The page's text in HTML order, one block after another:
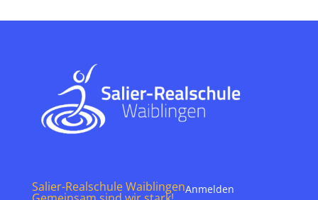
Salier-Realschule WaiblingenAnmelden